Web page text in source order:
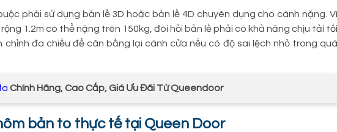
phải sử dụng bản lề 3D hoặc bản lề 4D chuyên dụng cho cánh nặng. Ví
1.2m có thể nặng trên 150kg, đòi hỏi bản lề phải có khả năng chịu tải tối
chỉnh đa chiều để cân bằng lại cánh cửa nếu có độ sai lệch nhỏ trong quá
Chính Hãng, Cao Cấp, Giá Ưu Đãi Từ Queendoor
bản to thực tế tại Queen Door